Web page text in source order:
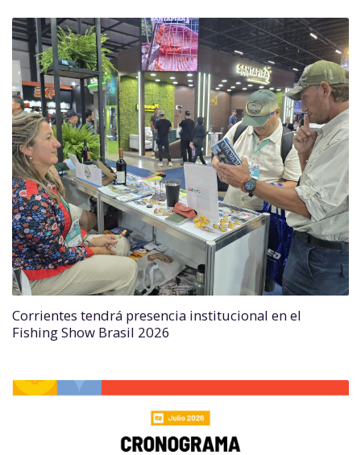
Corrientes tendrá presencia institucional en el
Fishing Show Brasil 2026